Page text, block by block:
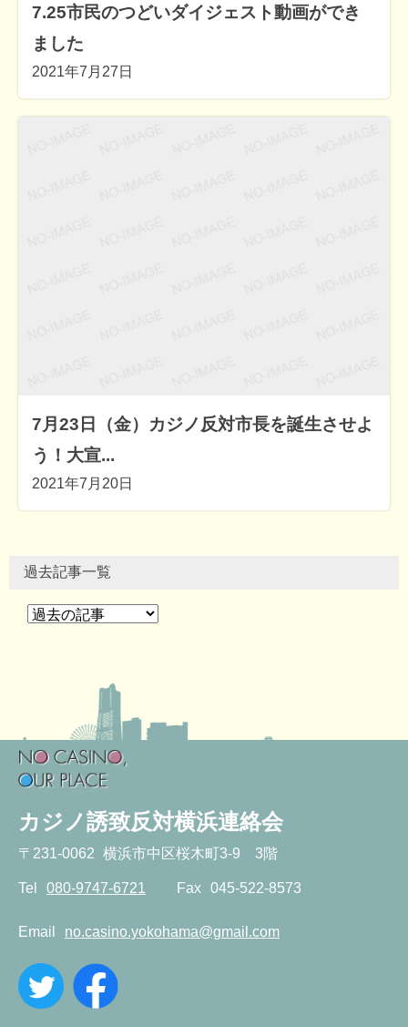
7.25市民のつどいダイジェスト動画ができ
ました
2021年7月27日
7月23日（金）カジノ反対市長を誕生させよ
う！大宣...
2021年7月20日
過去記事一覧
カジノ誘致反対横浜連絡会
〒 231-0062 横浜市中区桜木町3-9 3階
Tel 080-9747-6721 Fax 045-522-8573
Email no.casino.yokohama@gmail.com
twitter